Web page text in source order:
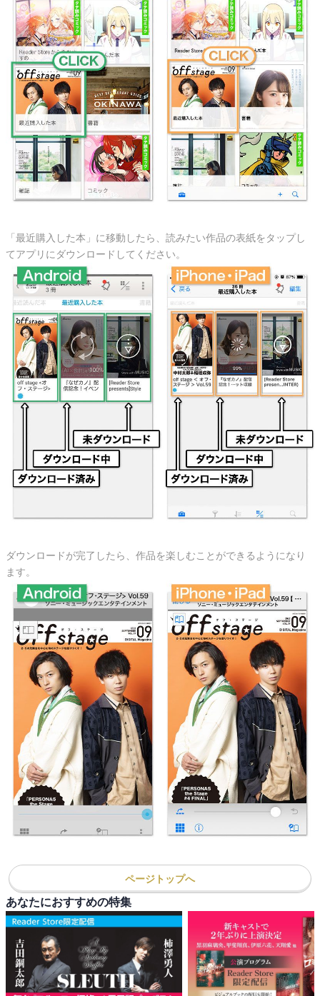
「最近購入した本」に移動したら、読みたい作品の表紙をタップし
てアプリにダウンロードしてください。
ダウンロードが完了したら、作品を楽しむことができるようになり
ます。
ページトップへ
あなたにおすすめの特集